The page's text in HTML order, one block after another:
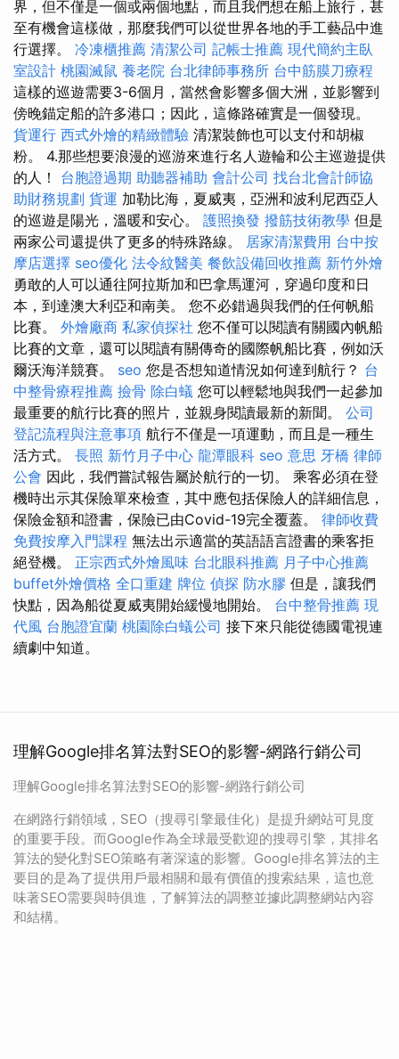
界，但不僅是一個或兩個地點，而且我們想在船上旅行，甚
至有機會這樣做，那麼我們可以從世界各地的手工藝品中進
行選擇。 冷凍櫃推薦 清潔公司 記帳士推薦 現代簡約主臥
室設計 桃園滅鼠 養老院 台北律師事務所 台中筋膜刀療程
這樣的巡遊需要3-6個月，當然會影響多個大洲，並影響到
傍晚錨定船的許多港口；因此，這條路確實是一個發現。
貨運行 西式外燴的精緻體驗 清潔裝飾也可以支付和胡椒
粉。 4.那些想要浪漫的巡游來進行名人遊輪和公主巡遊提供
的人！ 台胞證過期 助聽器補助 會計公司 找台北會計師協
助財務規劃 貨運 加勒比海，夏威夷，亞洲和波利尼西亞人
的巡遊是陽光，溫暖和安心。 護照換發 撥筋技術教學 但是
兩家公司還提供了更多的特殊路線。 居家清潔費用 台中按
摩店選擇 seo優化 法令紋醫美 餐飲設備回收推薦 新竹外燴
勇敢的人可以通往阿拉斯加和巴拿馬運河，穿過印度和日
本，到達澳大利亞和南美。 您不必錯過與我們的任何帆船
比賽。 外燴廠商 私家偵探社 您不僅可以閱讀有關國內帆船
比賽的文章，還可以閱讀有關傳奇的國際帆船比賽，例如沃
爾沃海洋競賽。 seo 您是否想知道情況如何達到航行？ 台
中整骨療程推薦 撿骨 除白蟻 您可以輕鬆地與我們一起參加
最重要的航行比賽的照片，並親身閱讀最新的新聞。 公司
登記流程與注意事項 航行不僅是一項運動，而且是一種生
活方式。 長照 新竹月子中心 龍潭眼科 seo 意思 牙橋 律師
公會 因此，我們嘗試報告屬於航行的一切。 乘客必須在登
機時出示其保險單來檢查，其中應包括保險人的詳細信息，
保險金額和證書，保險已由Covid-19完全覆蓋。 律師收費
免費按摩入門課程 無法出示適當的英語語言證書的乘客拒
絕登機。 正宗西式外燴風味 台北眼科推薦 月子中心推薦
buffet外燴價格 全口重建 牌位 偵探 防水膠 但是，讓我們
快點，因為船從夏威夷開始緩慢地開始。 台中整骨推薦 現
代風 台胞證宜蘭 桃園除白蟻公司 接下來只能從德國電視連
續劇中知道。
理解Google排名算法對SEO的影響-網路行銷公司
理解Google排名算法對SEO的影響-網路行銷公司
在網路行銷領域，SEO（搜尋引擎最佳化）是提升網站可見度
的重要手段。而Google作為全球最受歡迎的搜尋引擎，其排名
算法的變化對SEO策略有著深遠的影響。Google排名算法的主
要目的是為了提供用戶最相關和最有價值的搜索結果，這也意
味著SEO需要與時俱進，了解算法的調整並據此調整網站內容
和結構。